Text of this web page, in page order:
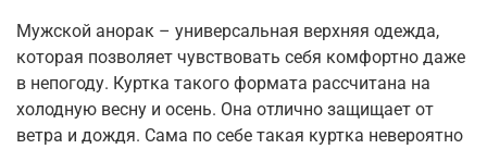
Мужской анорак – универсальная верхняя одежда,
которая позволяет чувствовать себя комфортно даже
в непогоду. Куртка такого формата рассчитана на
холодную весну и осень. Она отлично защищает от
ветра и дождя. Сама по себе такая куртка невероятно